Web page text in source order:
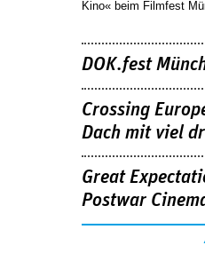
Kino« beim Filmfest
DOK.fest
Crossing
Dach mit viel
Great
Postwar